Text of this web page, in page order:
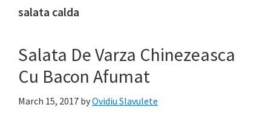
salata calda
Salata De Varza Chinezeasca
Cu Bacon Afumat
March 15, 2017 byOvidiu Slavulete